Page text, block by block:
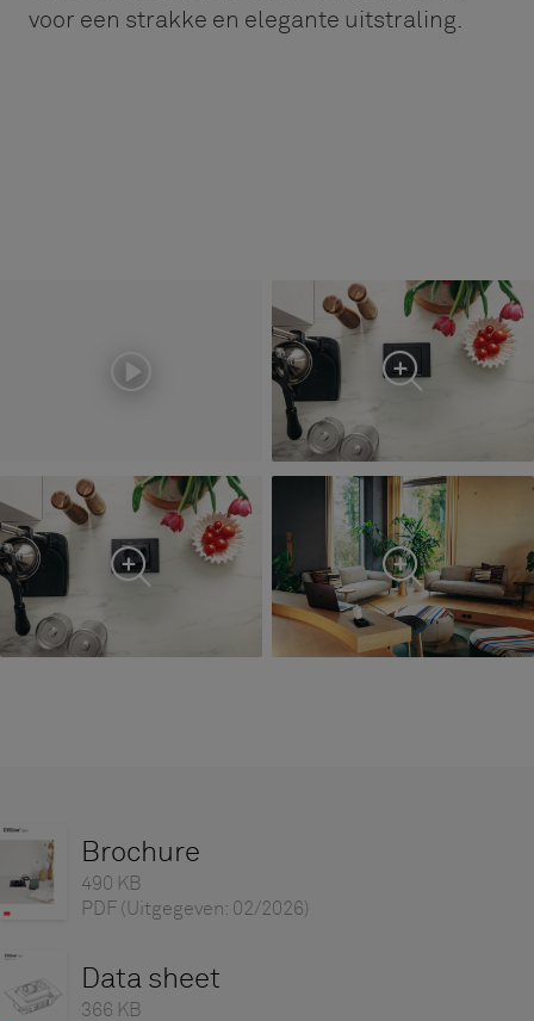
voor een strakke en elegante uitstraling.
Brochure
490 KB
PDF (Uitgegeven: 02/2026)
Data sheet
366 KB